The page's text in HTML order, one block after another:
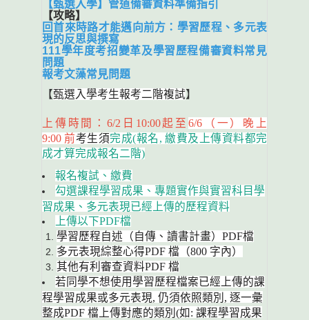
【甄選入學】管道備審資料準備指引
【攻略】
回首來時路才能邁向前方：學習歷程、多元表
現的反思與撰寫
111學年度考招變革及學習歷程備審資料常見
問題
報考文藻常見問題
【甄選入學考生報考二階複試】
上傳時間：6/2日10:00起至 6/6（一）晚上
9:00 前考生須完成(報名, 繳費及上傳資料都完
成才算完成報名二階)
報名複試、繳費
勾選課程學習成果、專題實作與實習科目學
習成果、 多元表現已經上傳的歷程資料
上傳以下PDF檔
學習歷程自述（自傳、讀書計畫）PDF檔
多元表現綜整心得PDF 檔（800 字內）
其他有利審查資料PDF 檔
若同學不想使用學習歷程檔案已經上傳的課
程學習成果或多元表現, 仍須依照類別, 逐一彙
整成PDF 檔上傳對應的類別(如: 課程學習成果